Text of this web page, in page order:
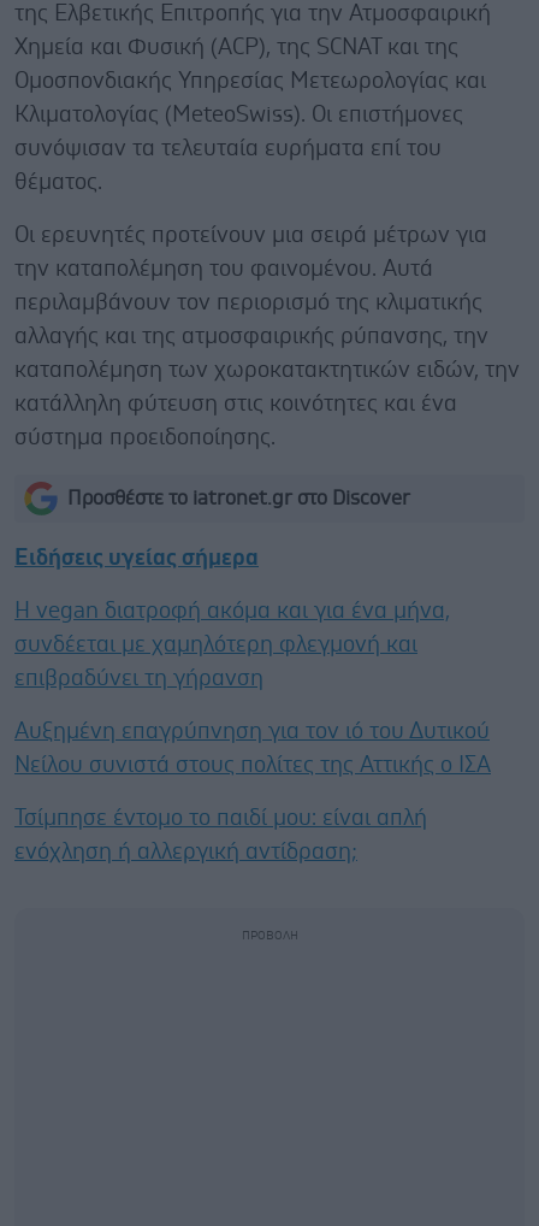
της Ελβετικής Επιτροπής για την Ατμοσφαιρική
Χημεία και Φυσική (ACP), της SCNAT και της
Ομοσπονδιακής Υπηρεσίας Μετεωρολογίας και
Κλιματολογίας (MeteoSwiss). Οι επιστήμονες
συνόψισαν τα τελευταία ευρήματα επί του
θέματος.
Οι ερευνητές προτείνουν μια σειρά μέτρων για
την καταπολέμηση του φαινομένου. Αυτά
περιλαμβάνουν τον περιορισμό της κλιματικής
αλλαγής και της ατμοσφαιρικής ρύπανσης, την
καταπολέμηση των χωροκατακτητικών ειδών, την
κατάλληλη φύτευση στις κοινότητες και ένα
σύστημα προειδοποίησης.
Προσθέστε το iatronet.gr στο Discover
Ειδήσεις υγείας σήμερα
Η vegan διατροφή ακόμα και για ένα μήνα,
συνδέεται με χαμηλότερη φλεγμονή και
επιβραδύνει τη γήρανση
Αυξημένη επαγρύπνηση για τον ιό του Δυτικού
Νείλου συνιστά στους πολίτες της Αττικής ο ΙΣΑ
Τσίμπησε έντομο το παιδί μου: είναι απλή
ενόχληση ή αλλεργική αντίδραση;